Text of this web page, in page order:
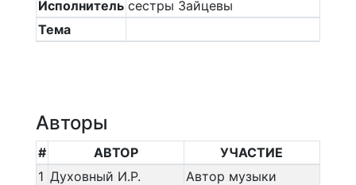
Исполнитель сестры Зайцевы
Тема
Авторы
# АВТОР
УЧАСТИЕ
1 Духовный И.Р.
Автор музыки